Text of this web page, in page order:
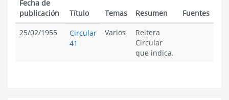
Fecha de
publicación
Título Temas Resumen
Fuentes
25/02/1955
Circular
41
Varios
Reitera
Circular
que indica.